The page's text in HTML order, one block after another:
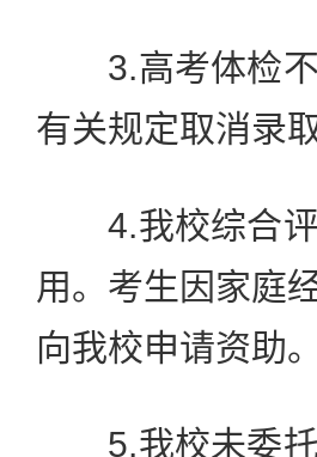
3.高考体检不
有关规定取消录
4.我校综合评
用。考生因家庭
向我校申请资助。
5.我校未委托